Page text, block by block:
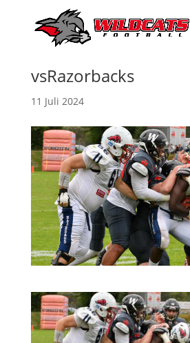
vsRazorbacks
11 Juli 2024